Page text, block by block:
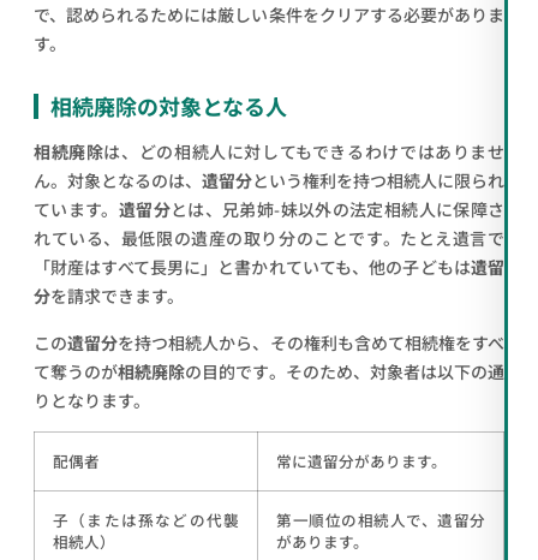
で、認められるためには厳しい条件をクリアする必要がありま
す。
相続廃除の対象となる人
相続廃除は、どの相続人に対してもできるわけではありませ
ん。対象となるのは、 遺留分という権利を持つ相続人に限られ
ています。 遺留分とは、兄弟姉-妹以外の法定相続人に保障さ
れている、最低限の遺産の取り分のことです。たとえ遺言で
「財産はすべて長男に」と書かれていても、他の子どもは遺留
分を請求できます。
この遺留分を持つ相続人から、その権利も含めて相続権をすべ
て奪うのが相続廃除の目的です。そのため、対象者は以下の通
りとなります。
配偶者 常に遺留分があります。
子（または孫などの代襲
相続人）
第一順位の相続人で、遺留分
があります。